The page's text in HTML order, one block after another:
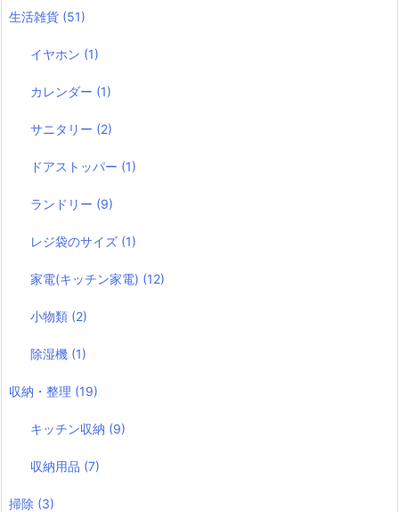
生活雑貨 (51)
イヤホン (1)
カレンダー (1)
サニタリー (2)
ドアストッパー (1)
ランドリー (9)
レジ袋のサイズ (1)
家電(キッチン家電) (12)
小物類 (2)
除湿機 (1)
収納・整理 (19)
キッチン収納 (9)
収納用品 (7)
掃除 (3)